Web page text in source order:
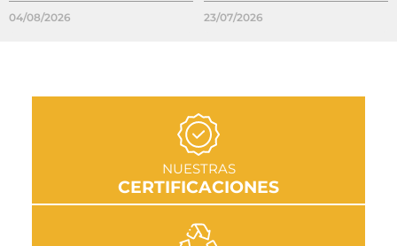
04/08/2026 23/07/2026
NUESTRAS
CERTIFICACIONES
IR A SECCIÓN